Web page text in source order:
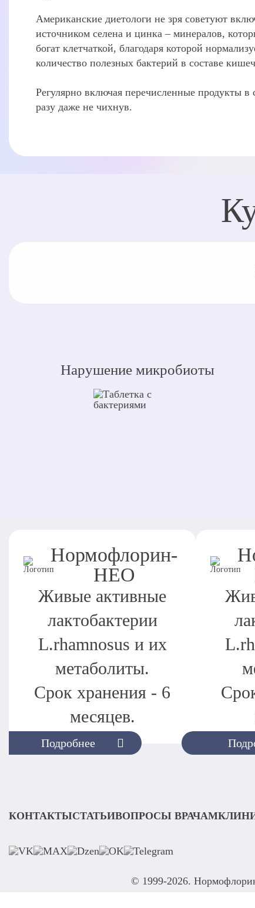
Американские диетологи не зря советуют
источником селена и цинка – минералов,
богат клетчаткой, благодаря которой
количество полезных бактерий в составе
Регулярно включая перечисленные продукты
разу даже не чихнув.
Нарушение микробиоты
Подробнее
Нормофлорин-
НЕО
Живые активные
лактобактерии
L.rhamnosus и их
метаболиты.
Срок хранения - 6
месяцев.
КОНТАКТЫСТАТЬИВОПРОСЫ ВРАЧАМ
© 1999-2026.